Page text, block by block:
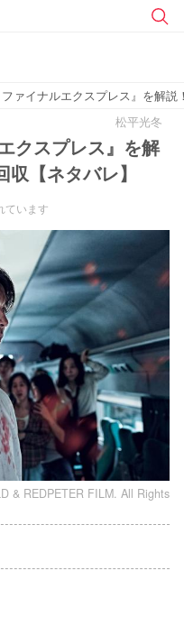
ァイナルエクスプレス』を解
松平光冬
クスプレス』を解
【ネタバレ】
ています
& REDPETER FILM. All Rights